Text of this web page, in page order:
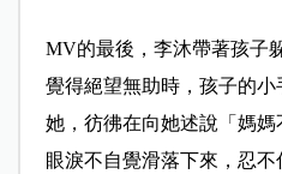
MV的最後，李沐帶著孩子
覺得絕望無助時，孩子的
她，彷彿在向她述說「媽
眼淚不自覺滑落下來，忍